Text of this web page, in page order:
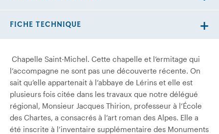
Chapelle Saint-Michel. Cette chapelle et l’ermitage qui
l’accompagne ne sont pas une découverte récente. On
sait qu’elle appartenait à l’abbaye de Lérins et elle est
plusieurs fois citée dans les travaux que notre délégué
régional, Monsieur Jacques Thirion, professeur à l’École
des Chartes, a consacrés à l’art roman des Alpes. Elle a
été inscrite à l’inventaire supplémentaire des Monuments
FICHE TECHNIQUE